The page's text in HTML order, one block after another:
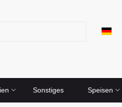
Sonstiges Speisen